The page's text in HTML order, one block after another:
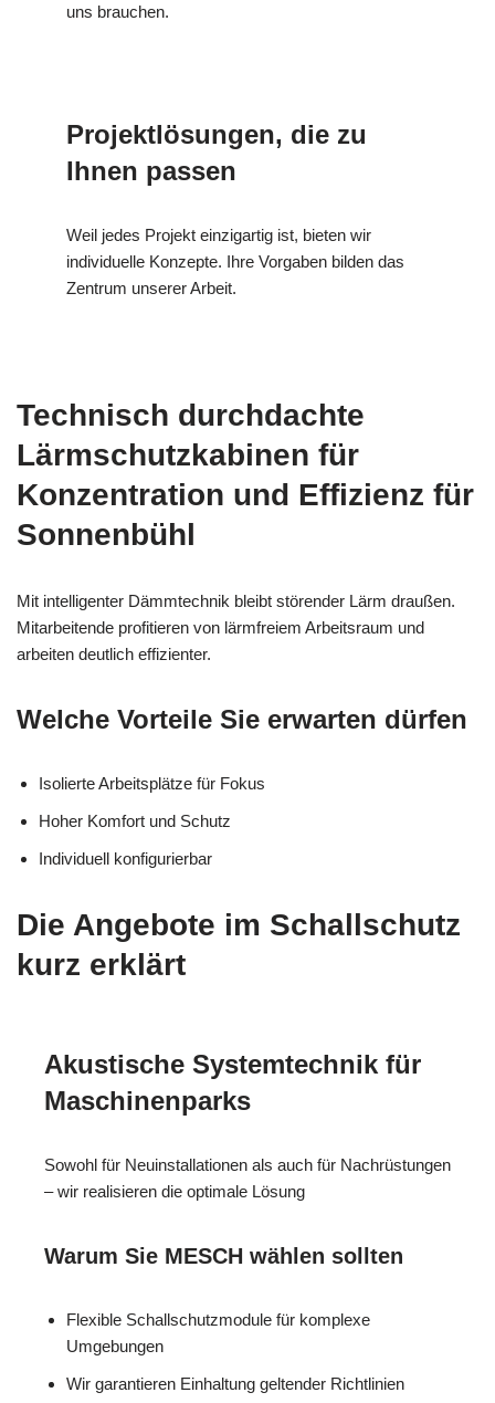
uns brauchen.
Projektlösungen, die zu
Ihnen passen
Weil jedes Projekt einzigartig ist, bieten wir
individuelle Konzepte. Ihre Vorgaben bilden das
Zentrum unserer Arbeit.
Technisch durchdachte
Lärmschutzkabinen für
Konzentration und Effizienz für
Sonnenbühl
Mit intelligenter Dämmtechnik bleibt störender Lärm draußen.
Mitarbeitende profitieren von lärmfreiem Arbeitsraum und
arbeiten deutlich effizienter.
Welche Vorteile Sie erwarten dürfen
Isolierte Arbeitsplätze für Fokus
Hoher Komfort und Schutz
Individuell konfigurierbar
Die Angebote im Schallschutz
kurz erklärt
Akustische Systemtechnik für
Maschinenparks
Sowohl für Neuinstallationen als auch für Nachrüstungen
– wir realisieren die optimale Lösung
Warum Sie MESCH wählen sollten
Flexible Schallschutzmodule für komplexe
Umgebungen
Wir garantieren Einhaltung geltender Richtlinien